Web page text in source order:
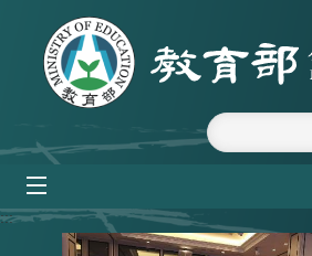
跳到主要內容區塊
:::